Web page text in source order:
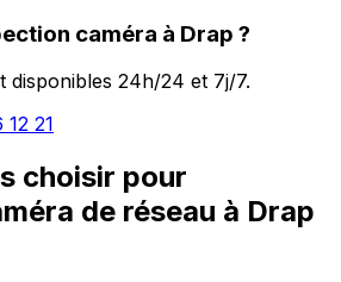
caméra à Drap ?
disponibles 24h/24 et 7j/7.
21
choisir pour
de réseau à Drap